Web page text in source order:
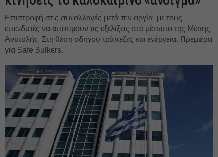
Επιστροφή στις συναλλαγές μετά την αργία, με τους
επενδυτές να αποτιμούν τις εξελίξεις στο μέτωπο της Μέσης
Ανατολής. Στη θέση οδηγού τράπεζες και ενέργεια. Πρεμιέρα
για Safe Bulkers.